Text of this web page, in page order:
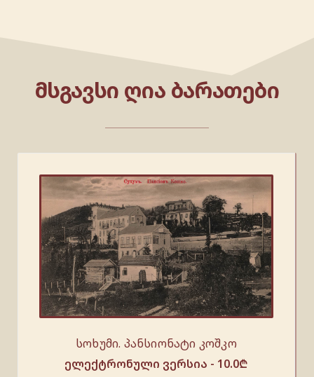
ᲛᲡᲒᲐᲕᲡᲘ ᲦᲘᲐ ᲑᲐᲠᲐᲗᲔᲑᲘ
სოხუმი. პანსიონატი კოშკო
ელექტრონული ვერსია - 10.0₾